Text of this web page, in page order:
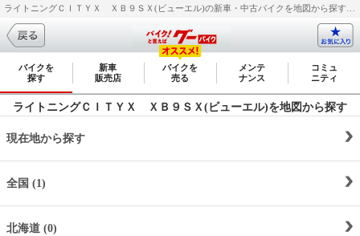
バイクを
探す
新車
販売店
バイクを
売る
メンテ
ナンス
コミュ
ニティ
ライトニングＣＩＴＹＸ ＸＢ９ＳＸ(ビューエル)を地図から探す
現在地から探す
全国 (1)
北海道 (0)